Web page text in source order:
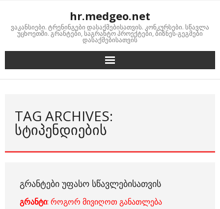
content
hr.medgeo.net
ვაკანსიები. ტრენინგები დასაქმებისათვის. კონკურსები. სწავლა
უცხოეთში. გრანტები, საგრანტო პროექტები, ბიზნეს-გეგმები
დასაქმებისათვის
TAG ARCHIVES:
ᲡᲢᲘᲞᲔᲜᲓᲘᲔᲑᲘᲡ
ᲒᲠᲐᲜᲢᲔᲑᲘ ᲣᲤᲐᲡᲝ ᲡᲬᲐᲕᲚᲔᲑᲘᲡᲐᲗᲕᲘᲡ
გრანტი: როგორ მივიღოთ განათლება